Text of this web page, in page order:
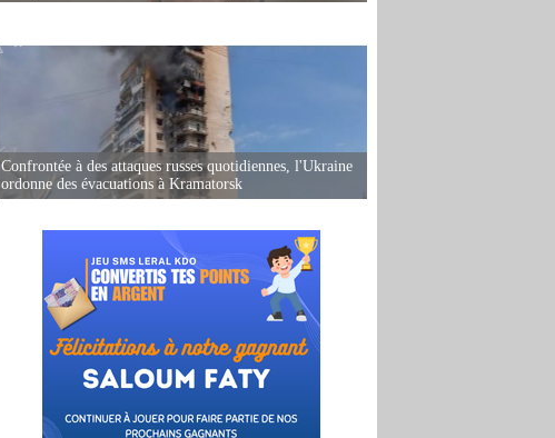
Confrontée à des attaques russes quotidiennes, l'Ukraine
ordonne des évacuations à Kramatorsk